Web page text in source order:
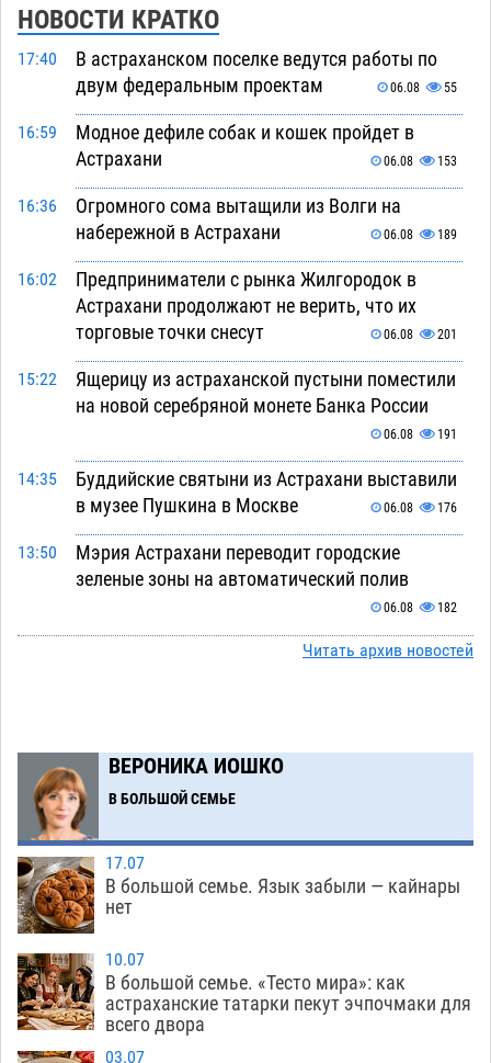
НОВОСТИ КРАТКО
17:40
В астраханском поселке ведутся работы по
двум федеральным проектам
06.08 55
16:59
Модное дефиле собак и кошек пройдет в
Астрахани
06.08 153
16:36
Огромного сома вытащили из Волги на
набережной в Астрахани
06.08 189
16:02
Предприниматели с рынка Жилгородок в
Астрахани продолжают не верить, что их
торговые точки снесут
06.08 201
15:22
Ящерицу из астраханской пустыни поместили
на новой серебряной монете Банка России
06.08 191
14:35
Буддийские святыни из Астрахани выставили
в музее Пушкина в Москве
06.08 176
13:50
Мэрия Астрахани переводит городские
зеленые зоны на автоматический полив
06.08 182
Скончался второй ребенок после пожара в
стартовали на Всероссийской Спартакиаде
12:16
В астраханском селе невестка изрешетила
машину свекрови
11:45
Астраханские приставы выдворили 12
нелегалов прямым рейсом из Шереметьево
11:08 Как астраханцы назвали своих детей в июле
Читать архив новостей
ВЕРОНИКА ИОШКО
В БОЛЬШОЙ СЕМЬЕ
17.07
В большой семье. Язык забыли — кайнары
нет
10.07
В большой семье. «Тесто мира»: как
астраханские татарки пекут эчпочмаки для
всего двора
03.07